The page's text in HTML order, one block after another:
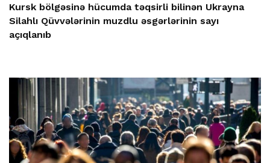
Kursk bölgəsinə hücumda təqsirli bilinən Ukrayna
Silahlı Qüvvələrinin muzdlu əsgərlərinin sayı
açıqlanıb